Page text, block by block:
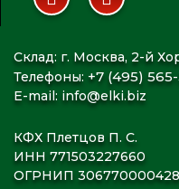
Склад: г. Москва, 2-й
Телефоны: +7 (495)
E-mail: info@elki.biz
КФХ Плетцов П. С.
ИНН 771503227660
ОГРНИП